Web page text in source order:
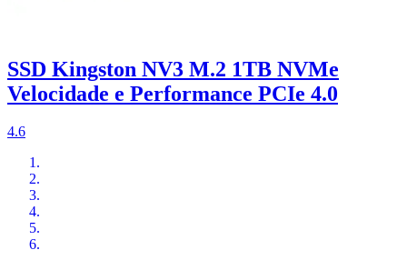
SSD Kingston NV3 M.2 1TB NVMe
Velocidade e Performance PCIe 4.0
4.6